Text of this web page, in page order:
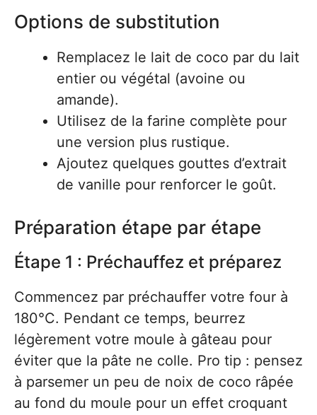
Options de substitution
Remplacez le lait de coco par du lait
entier ou végétal (avoine ou
amande).
Utilisez de la farine complète pour
une version plus rustique.
Ajoutez quelques gouttes d’extrait
de vanille pour renforcer le goût.
Préparation étape par étape
Étape 1 : Préchauffez et préparez
Commencez par préchauffer votre four à
180°C. Pendant ce temps, beurrez
légèrement votre moule à gâteau pour
éviter que la pâte ne colle. Pro tip : pensez
à parsemer un peu de noix de coco râpée
au fond du moule pour un effet croquant